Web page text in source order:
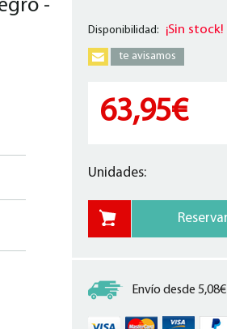
-
Disponibilidad: ¡Sin stock!
te avisamos
63,95€
Unidades:
Envío desde 5,08€